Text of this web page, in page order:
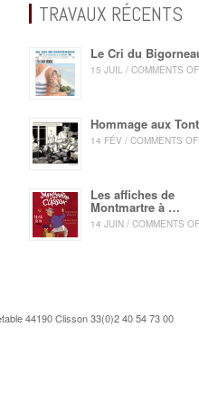
TRAVAUX RÉCENTS
Le Cri du
15 JUIL / COMMENTS
Hommage aux
14 FÉV / COMMENTS
Les affiches de
Montmartre à …
14 JUIN / COMMENTS
44190 Clisson 33(0)2 40 54 73 00